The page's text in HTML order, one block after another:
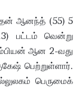
ஆனந்த் (55) 5
பட்டம் வென்று
ஆன 2-வது
பெற்றுள்ளார்.
பெருமைக்